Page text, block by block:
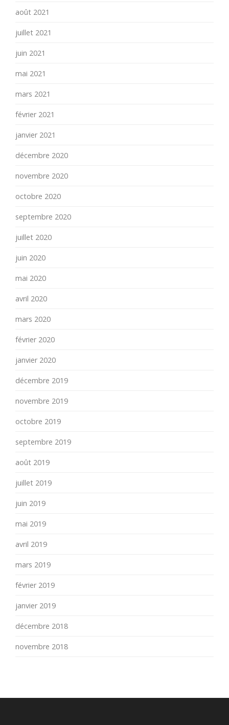
août 2021
juillet 2021
juin 2021
mai 2021
mars 2021
février 2021
janvier 2021
décembre 2020
novembre 2020
octobre 2020
septembre 2020
juillet 2020
juin 2020
mai 2020
avril 2020
mars 2020
février 2020
janvier 2020
décembre 2019
novembre 2019
octobre 2019
septembre 2019
août 2019
juillet 2019
juin 2019
mai 2019
avril 2019
mars 2019
février 2019
janvier 2019
décembre 2018
novembre 2018